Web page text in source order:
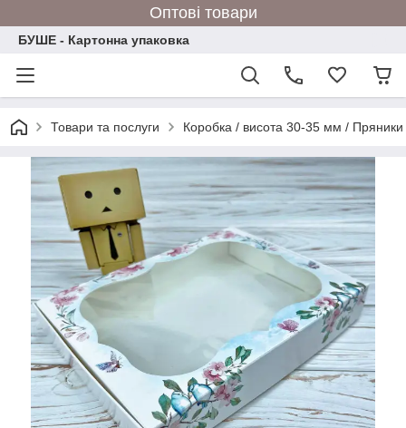
Оптові товари
БУШЕ - Картонна упаковка
Товари та послуги Коробка / висота 30-35 мм /